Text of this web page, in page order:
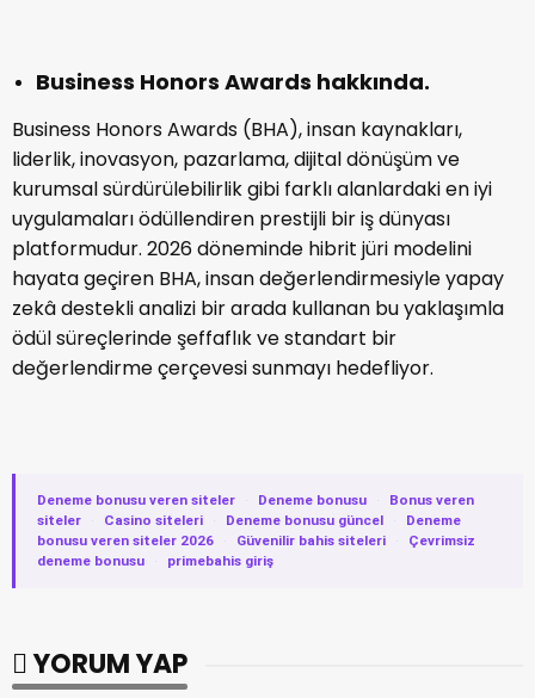
Business Honors Awards hakkında.
Business Honors Awards (BHA), insan kaynakları,
liderlik, inovasyon, pazarlama, dijital dönüşüm ve
kurumsal sürdürülebilirlik gibi farklı alanlardaki en iyi
uygulamaları ödüllendiren prestijli bir iş dünyası
platformudur. 2026 döneminde hibrit jüri modelini
hayata geçiren BHA, insan değerlendirmesiyle yapay
zekâ destekli analizi bir arada kullanan bu yaklaşımla
ödül süreçlerinde şeffaflık ve standart bir
değerlendirme çerçevesi sunmayı hedefliyor.
Deneme bonusu veren siteler · Deneme bonusu ·
Bonus veren
siteler
· Casino siteleri · Deneme bonusu güncel ·
Deneme
bonusu veren siteler 2026
· Güvenilir bahis siteleri ·
Çevrimsiz
deneme bonusu
· primebahis giriş
YORUM YAP